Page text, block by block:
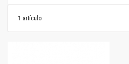
1 artículo